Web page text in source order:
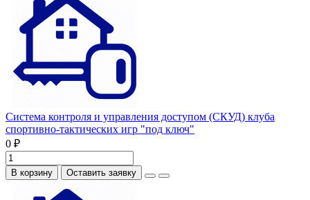
Система контроля и управления доступом (СКУД) клуба
спортивно-тактических игр "под ключ"
0 ₽
В корзину Оставить заявку